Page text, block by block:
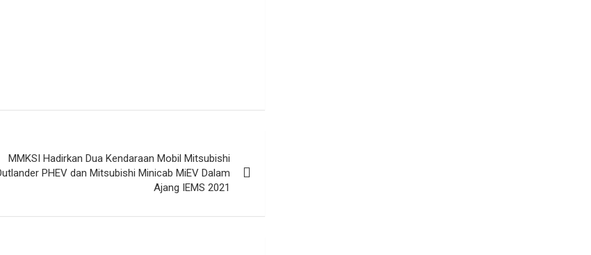
MMKSI Hadirkan Dua Kendaraan Mobil Mitsubishi
PHEV dan Mitsubishi Minicab MiEV Dalam
Ajang IEMS 2021